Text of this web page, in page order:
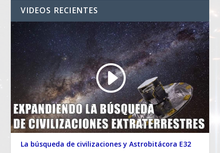
VIDEOS RECIENTES
La búsqueda de civilizaciones y Astrobitácora E32